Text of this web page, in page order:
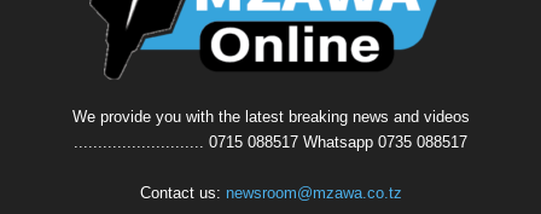
We provide you with the latest breaking news and videos
........................... 0715 088517 Whatsapp 0735 088517
Contact us: newsroom@mzawa.co.tz